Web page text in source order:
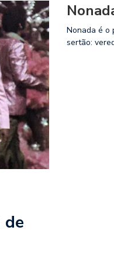
de
Nonada é o
sertão: